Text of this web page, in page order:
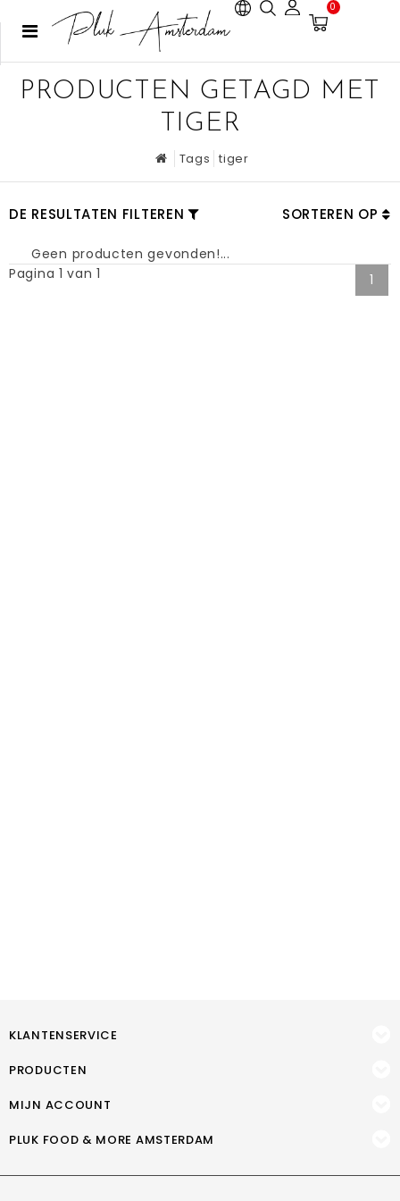
0
PRODUCTEN GETAGD MET
TIGER
Tags tiger
DE RESULTATEN FILTEREN SORTEREN OP
Geen producten gevonden!...
Pagina 1 van 1
1
KLANTENSERVICE
PRODUCTEN
MIJN ACCOUNT
PLUK FOOD & MORE AMSTERDAM